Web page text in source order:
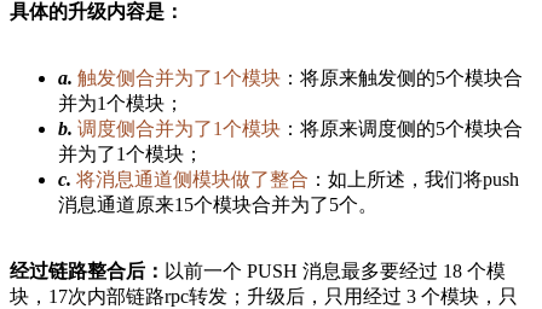
具体的升级内容是：
a. 触发侧合并为了1个模块 ：将原来触发侧的5个模块合
并为1个模块；
b. 调度侧合并为了1个模块 ：将原来调度侧的5个模块合
并为了1个模块；
c. 将消息通道侧模块做了整合 ：如上所述，我们将push
消息通道原来15个模块合并为了5个。
经过链路整合后： 以前一个 PUSH 消息最多要经过 18 个模
块，17次内部链路rpc转发；升级后，只用经过 3 个模块，只